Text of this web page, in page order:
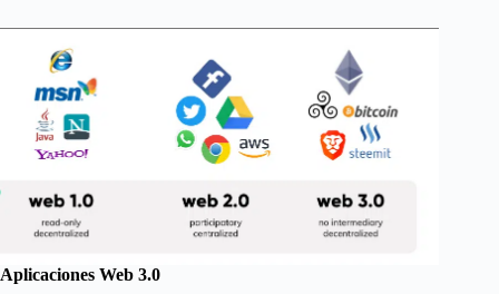
Aplicaciones Web 3.0